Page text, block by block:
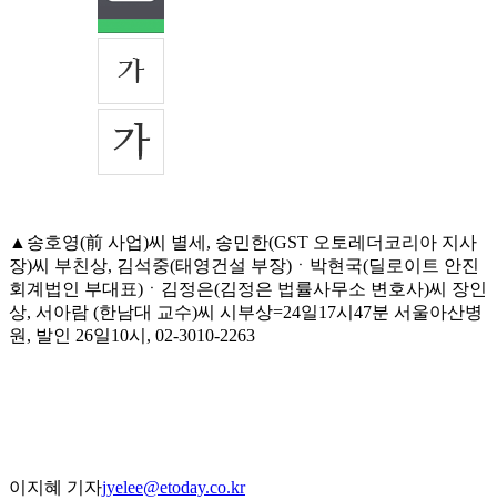
▲송호영(前 사업)씨 별세, 송민한(GST 오토레더코리아 지사
장)씨 부친상, 김석중(태영건설 부장)ㆍ박현국(딜로이트 안진
회계법인 부대표)ㆍ김정은(김정은 법률사무소 변호사)씨 장인
상, 서아람 (한남대 교수)씨 시부상=24일17시47분 서울아산병
원, 발인 26일10시, 02-3010-2263
이지혜 기자jyelee@etoday.co.kr